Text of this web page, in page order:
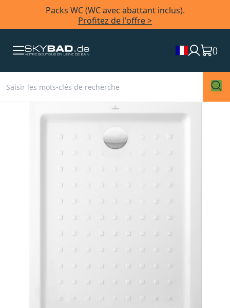
Packs WC (WC avec abattant inclus).
Profitez de l'offre >
()